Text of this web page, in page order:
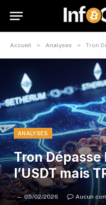
Accueil » Analyses » Tron
ANALYSES
Tron
l’USDT mais
05/02/2026 Aucun